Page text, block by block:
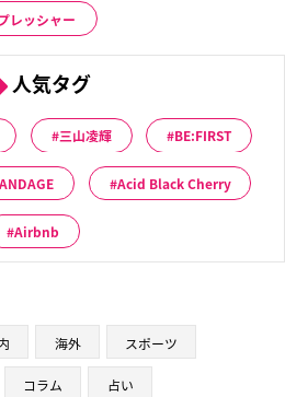
レッシャー
人気タグ
三山凌輝 BE:FIRST
Acid Black Cherry
Airbnb
海外 スポーツ
コラム 占い